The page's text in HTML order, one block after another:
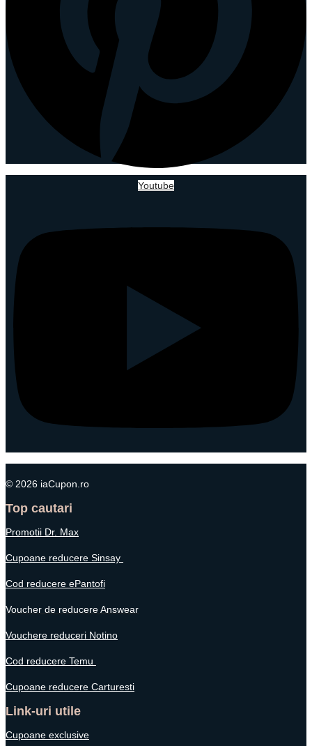
Youtube
© 2026 iaCupon.ro
Top cautari
Promotii Dr. Max
Cupoane reducere Sinsay
Cod reducere ePantofi
Voucher de reducere Answear
Vouchere reduceri Notino
Cod reducere Temu
Cupoane reducere Carturesti
Link-uri utile
Cupoane exclusive